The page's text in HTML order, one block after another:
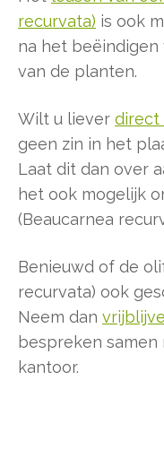
recurvata) is ook
na het beëindigen
van de planten.
Wilt u liever direct
geen zin in het
Laat dit dan over
het ook mogelijk
(Beaucarnea
Benieuwd of de
recurvata) ook
Neem dan
bespreken
kantoor.